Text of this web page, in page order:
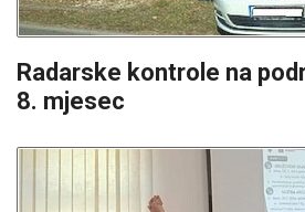
Radarske kontrole na
8. mjesec